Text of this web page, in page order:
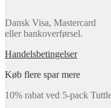
Dansk Visa, Mastercard
eller bankoverførsel.
Handelsbetingelser
Køb flere spar mere
10% rabat ved 5-pack